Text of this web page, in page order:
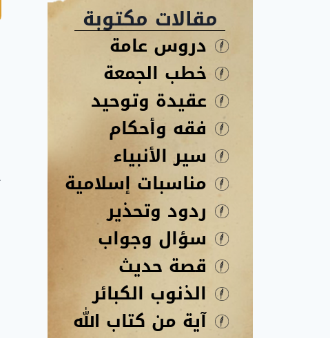
مقالات مكتوبة
دروس عامة
خطب الجمعة
عقيدة وتوحيد
فقه وأحكام
سير الأنبياء
مناسبات إسلامية
ردود وتحذير
سؤال وجواب
قصة حديث
الذنوب الكبائر
آية من كتاب الله